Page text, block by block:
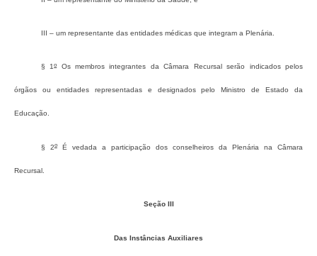
III – um representante das entidades médicas que integram a Plenária.
§ 1oOs membros integrantes da Câmara Recursal serão indicados pelos
órgãos ou entidades representadas e designados pelo Ministro de Estado da
Educação.
§ 2oÉ vedada a participação dos conselheiros da Plenária na Câmara
Recursal.
Seção III
Das Instâncias Auxiliares